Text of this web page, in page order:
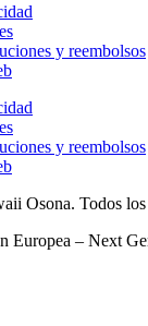
y reembolsos
y reembolsos
Osona. Todos los
Europea – Next